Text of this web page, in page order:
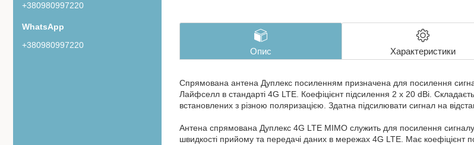
Опис Характеристики
Спрямована антена Дуплекс посиленням призначена для посилення
Лайфселл в стандарті 4G LTE. Коефіцієнт підсилення 2 х 20 dBi.
встановлених з різною поляризацією. Здатна підсилювати сигнал на
Антена спрямована Дуплекс 4G LTE MIMO служить для посилення
швидкості прийому та передачі даних в мережах 4G LTE. Має коефіцієнт
+380980997220
+380980997220